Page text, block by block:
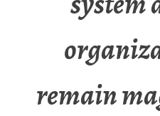
remain